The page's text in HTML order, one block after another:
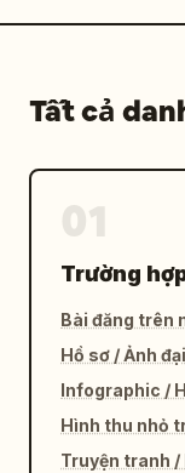
Tất cả
Trường
Bài đăng trên
Hồ sơ / Ảnh
Infographic /
Hình thu nhỏ
Truyện tranh /